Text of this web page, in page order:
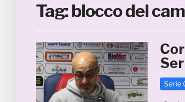
Tag:blocco del
Serie